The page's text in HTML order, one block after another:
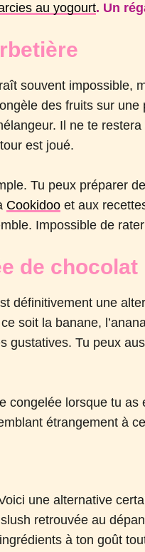
au yogourt. Un
souvent impossible,
des fruits sur une
Il ne te restera
est joué.
Tu peux préparer
Cookidoo et aux
Impossible de
de chocolat
définitivement une
soit la banane,
gustatives. Tu peux
lorsque tu as
étrangement à
une alternative
retrouvée au
à ton goût